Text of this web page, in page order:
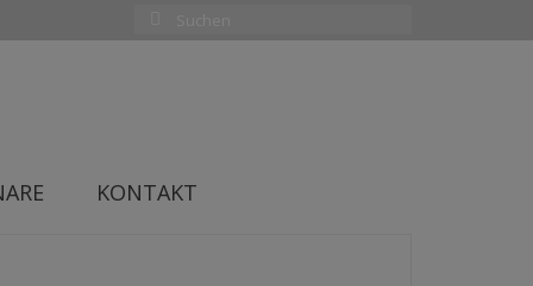
nach:
KONTAKT